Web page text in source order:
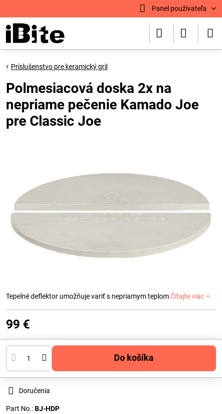
Panel používateľa
Príslušenstvo pre keramický gril
Polmesiacová doska 2x na
nepriame pečenie Kamado Joe
pre Classic Joe
Tepelné deflektor umožňuje variť s nepriamym teplomČítajte viac
99 €
Do košíka
Doručenia
Part No.:BJ-HDP